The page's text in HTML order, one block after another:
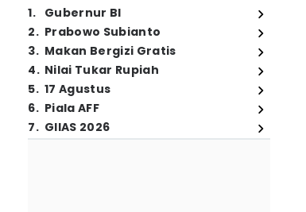
1. Gubernur BI
2. Prabowo Subianto
3. Makan Bergizi Gratis
4. Nilai Tukar Rupiah
5. 17 Agustus
6. Piala AFF
7. GIIAS 2026